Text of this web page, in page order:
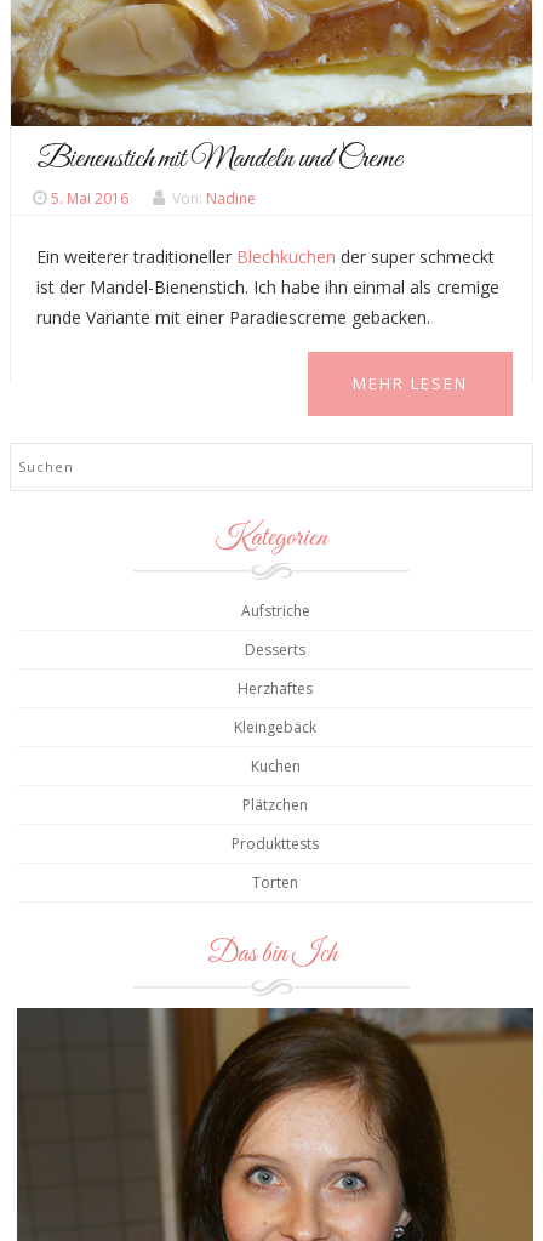
Bienenstich mit Mandeln und Creme
5. Mai 2016 Von: Nadine
Ein weiterer traditioneller Blechkuchen der super schmeckt
ist der Mandel-Bienenstich. Ich habe ihn einmal als cremige
runde Variante mit einer Paradiescreme gebacken.
MEHR LESEN
Kategorien
Aufstriche
Desserts
Herzhaftes
Kleingebäck
Kuchen
Plätzchen
Produkttests
Torten
Das bin Ich